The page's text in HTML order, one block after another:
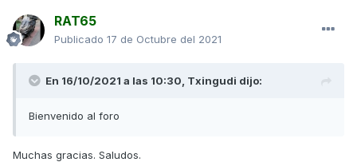
RAT65
Publicado 17 de Octubre del 2021
En 16/10/2021 a las 10:30, Txingudi dijo:
Bienvenido al foro
Muchas gracias. Saludos.